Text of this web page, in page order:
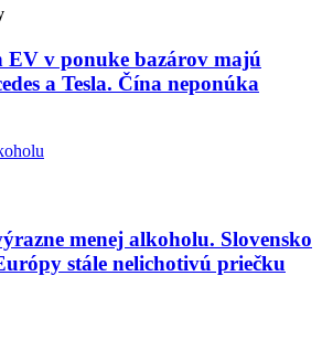
EV v ponuke bazárov majú
a Tesla. Čína neponúka
menej alkoholu. Slovensko
stále nelichotivú priečku